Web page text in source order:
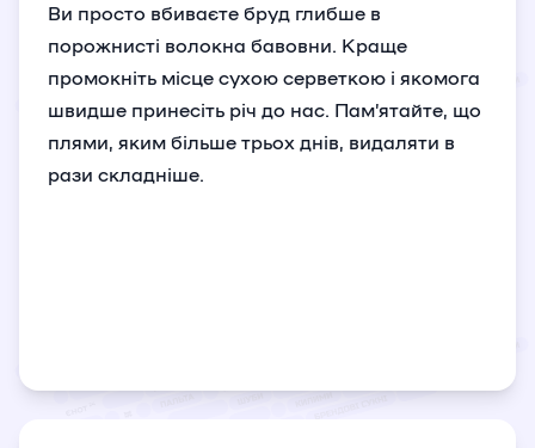
Ви просто вбиваєте бруд глибше в
порожнисті волокна бавовни. Краще
промокніть місце сухою серветкою і якомога
швидше принесіть річ до нас. Пам’ятайте, що
плями, яким більше трьох днів, видаляти в
рази складніше.